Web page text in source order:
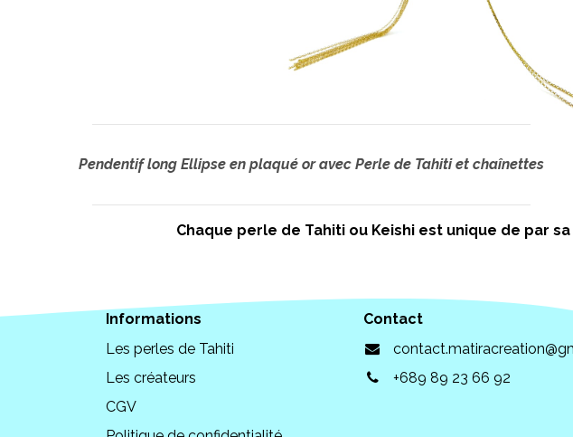
Pendentif long Ellipse en plaqué or avec Perle de Tahiti et chaînettes
Chaque perle de Tahiti ou Keishi est unique de par
Informations
Les perles de Tahiti
Les créateurs
CGV
Contact
+689 89 23 66 92